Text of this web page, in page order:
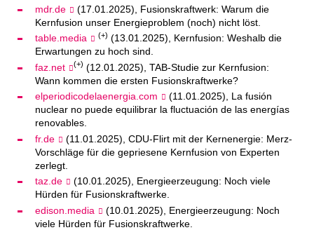
mdr.de
(17.01.2025), Fusionskraftwerk: Warum die
Kernfusion unser Energieproblem (noch) nicht löst.
table.media
(+) (13.01.2025), Kernfusion: Weshalb die
Erwartungen zu hoch sind.
faz.net
(+) (12.01.2025), TAB-Studie zur Kernfusion:
Wann kommen die ersten Fusionskraftwerke?
elperiodicodelaenergia.com
(11.01.2025), La fusión
nuclear no puede equilibrar la fluctuación de las energías
renovables.
fr.de
(11.01.2025), CDU-Flirt mit der Kernenergie: Merz-
Vorschläge für die gepriesene Kernfusion von Experten
zerlegt.
taz.de
(10.01.2025), Energieerzeugung: Noch viele
Hürden für Fusionskraftwerke.
edison.media
(10.01.2025), Energieerzeugung: Noch
viele Hürden für Fusionskraftwerke.